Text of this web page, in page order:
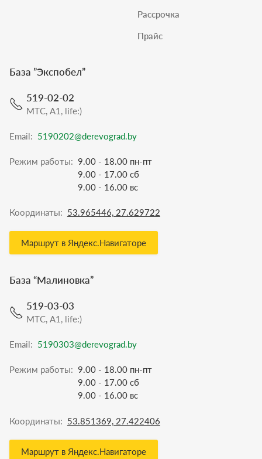
Рассрочка
Прайс
База ”Экспобел”
519-02-02
МТС, A1, life:)
Email: 5190202@derevograd.by
Режим работы: 9.00 - 18.00 пн-пт
9.00 - 17.00 сб
9.00 - 16.00 вс
Координаты: 53.965446, 27.629722
Маршрут в Яндекс.Навигаторе
База “Малиновка”
519-03-03
МТС, A1, life:)
Email: 5190303@derevograd.by
Режим работы: 9.00 - 18.00 пн-пт
9.00 - 17.00 сб
9.00 - 16.00 вс
Координаты: 53.851369, 27.422406
Маршрут в Яндекс.Навигаторе